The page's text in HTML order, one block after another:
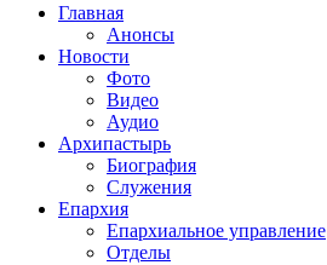
Главная
Анонсы
Новости
Фото
Видео
Аудио
Архипастырь
Биография
Служения
Епархия
Епархиальное управление
Отделы